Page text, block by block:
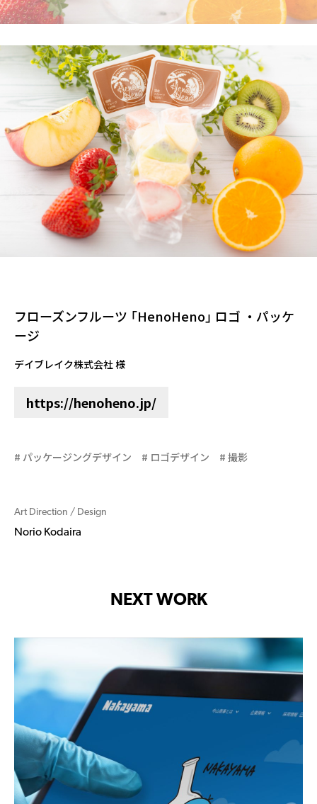
フローズンフルーツ 「HenoHeno」 ロゴ ・パッケ
ージ
デイブレイク株式会社 様
https://henoheno.jp/
パッケージングデザイン ロゴデザイン 撮影
Art Direction / Design
Norio Kodaira
NEXT WORK